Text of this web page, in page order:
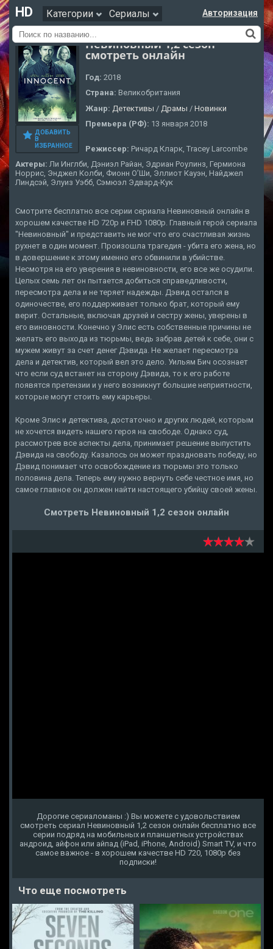
HD Категории Сериалы Авторизация
ДОБАВИТЬ
В
ИЗБРАННОЕ
Невиновный 1,2 сезон
смотреть онлайн
Год: 2018
Страна: Великобритания
Жанр: Детективы / Драмы / Новинки
Премьера (РФ): 13 января 2018
Режиссер: Ричард Кларк, Tracey Larcombe
Актеры: Ли Инглби, Дэниэл Райан, Эдриан Роулинз, Гермиона
Норрис, Энджел Колби, Фионн О’Ши, Эллиот Кауэн, Найджел
Линдсэй, Элуиз Уэбб, Сэмюэл Эдвард-Кук
Смотрите бесплатно все серии сериала Невиновный онлайн в
хорошем качестве HD 720p и FHD 1080p. Главный герой сериала
"Невиновный" и представить не мог что его счастливая жизнь
рухнет в один момент. Произошла трагедия - убита его жена, но
в довершение к этому именно его обвинили в убийстве.
Несмотря на его уверения в невиновности, его все же осудили.
Целых семь лет он пытается добиться справедливости,
пересмотра дела и не теряет надежды. Дэвид остался в
одиночестве, его поддерживает только брат, который ему
верит. Остальные, включая друзей и сестру жены, уверены в
его виновности. Конечно у Элис есть собственные причины не
желать его выхода из тюрьмы, ведь забрав детей к себе, они с
мужем живут за счет денег Дэвида. Не желает пересмотра
дела и детектив, который вел это дело. Уильям Бич осознает
что если суд встанет на сторону Дэвида, то к его работе
появятся претензии и у него возникнут большие неприятности,
которые могут стоить ему карьеры.
Кроме Элис и детектива, достаточно и других людей, которым
не хочется видеть нашего героя на свободе. Однако суд,
рассмотрев все аспекты дела, принимает решение выпустить
Дэвида на свободу. Казалось он может праздновать победу, но
Дэвид понимает что освобождение из тюрьмы это только
половина дела. Теперь ему нужно вернуть себе честное имя, но
самое главное он должен найти настоящего убийцу своей жены.
Смотреть Невиновный 1,2 сезон онлайн
Дорогие сериаломаны :) Вы можете с удовольствием
смотреть сериал Невиновный 1,2 сезон онлайн бесплатно все
серии подряд на мобильных и планшетных устройствах
андроид, айфон или айпад (iPad, iPhone, Android) Smart TV, и что
самое важное - в хорошем качестве HD 720, 1080p без
подписки!
Что еще посмотреть